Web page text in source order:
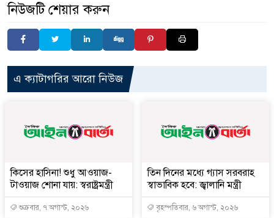
নিউজটি শেয়ার করুন
এ ক্যাটাগরির আরো নিউজ
কিসের হাসিনা! শুধু আওয়াজ-
টাওয়াজ শোনা যায়: স্বরাষ্ট্রমন্ত্রী
শুক্রবার, ৭ অগাস্ট, ২০২৬
তিন দিনের মধ্যে গ্যাস সরবরাহ
স্বাভাবিক হবে: জ্বালানি মন্ত্রী
বৃহস্পতিবার, ৬ অগাস্ট, ২০২৬